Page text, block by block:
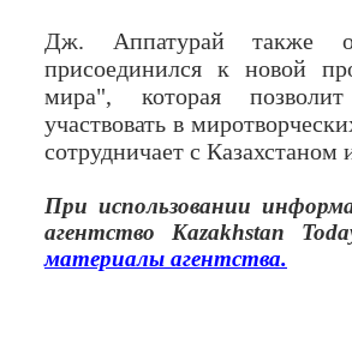
Дж. Аппатурай также
присоединился к новой
мира", которая
участвовать в
сотрудничает с Казахстаном
При использовании
агентство Kazakhstan
материалы агентства.